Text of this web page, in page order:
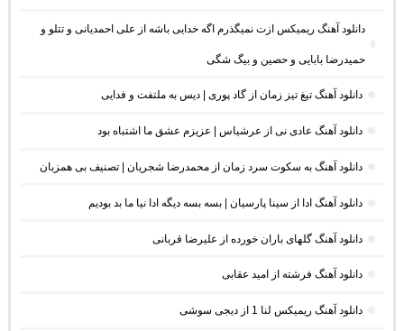
دانلود آهنگ ریمیکس ازت نمیگذرم اگه خدایی باشه از علی احمدیانی و تتلو و
حمیدرضا بابایی و حصین و بیگ شگی
دانلود آهنگ تیغ تیز زمان از گاد پوری | دیس به ملتفت و فدایی
دانلود آهنگ عادی نی از عرشیاس | عزیزم عشق ما اشتباه بود
دانلود آهنگ به سکوت سرد زمان از محمدرضا شجریان | تصنیف بی همزبان
دانلود آهنگ ادا از سینا پارسیان | بسه بسه دیگه ادا نیا ما بد بودیم
دانلود آهنگ گلهای باران خورده از علیرضا قربانی
دانلود آهنگ فرشته از امید عقابی
دانلود آهنگ ریمیکس لنا 1 از دیجی سوشی